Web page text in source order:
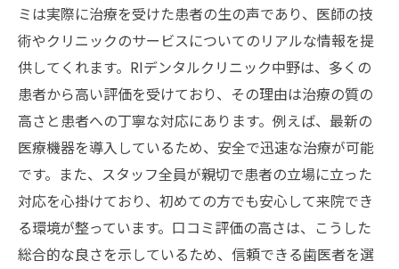
ミは実際に治療を受けた患者の生の声であり、医師の技
術やクリニックのサービスについてのリアルな情報を提
供してくれます。RIデンタルクリニック中野は、多くの
患者から高い評価を受けており、その理由は治療の質の
高さと患者への丁寧な対応にあります。例えば、最新の
医療機器を導入しているため、安全で迅速な治療が可能
です。また、スタッフ全員が親切で患者の立場に立った
対応を心掛けており、初めての方でも安心して来院でき
る環境が整っています。口コミ評価の高さは、こうした
総合的な良さを示しているため、信頼できる歯医者を選